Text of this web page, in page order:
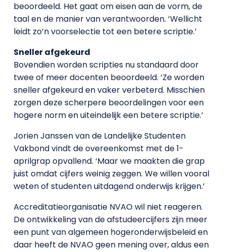
beoordeeld. Het gaat om eisen aan de vorm, de
taal en de manier van verantwoorden. ‘Wellicht
leidt zo’n voorselectie tot een betere scriptie.’
Sneller afgekeurd
Bovendien worden scripties nu standaard door
twee of meer docenten beoordeeld. ‘Ze worden
sneller afgekeurd en vaker verbeterd. Misschien
zorgen deze scherpere beoordelingen voor een
hogere norm en uiteindelijk een betere scriptie.’
Jorien Janssen van de Landelijke Studenten
Vakbond vindt de overeenkomst met de 1-
aprilgrap opvallend. ‘Maar we maakten die grap
juist omdat cijfers weinig zeggen. We willen vooral
weten of studenten uitdagend onderwijs krijgen.’
Accreditatieorganisatie NVAO wil niet reageren.
De ontwikkeling van de afstudeercijfers zijn meer
een punt van algemeen hogeronderwijsbeleid en
daar heeft de NVAO geen mening over, aldus een